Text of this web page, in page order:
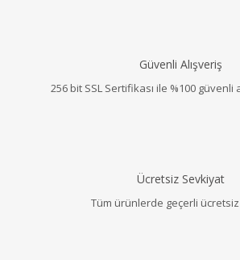
Güvenli Alışveriş
256 bit SSL Sertifikası ile %100 güvenli
Ücretsiz Sevkiyat
Tüm ürünlerde geçerli